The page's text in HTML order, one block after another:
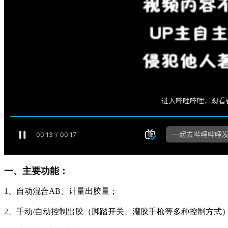
一、主要功能：
1、自动混合AB、计量出胶量；
2、手动/自动控制出胶（脚踏开关、灌胶手枪等多种控制方式